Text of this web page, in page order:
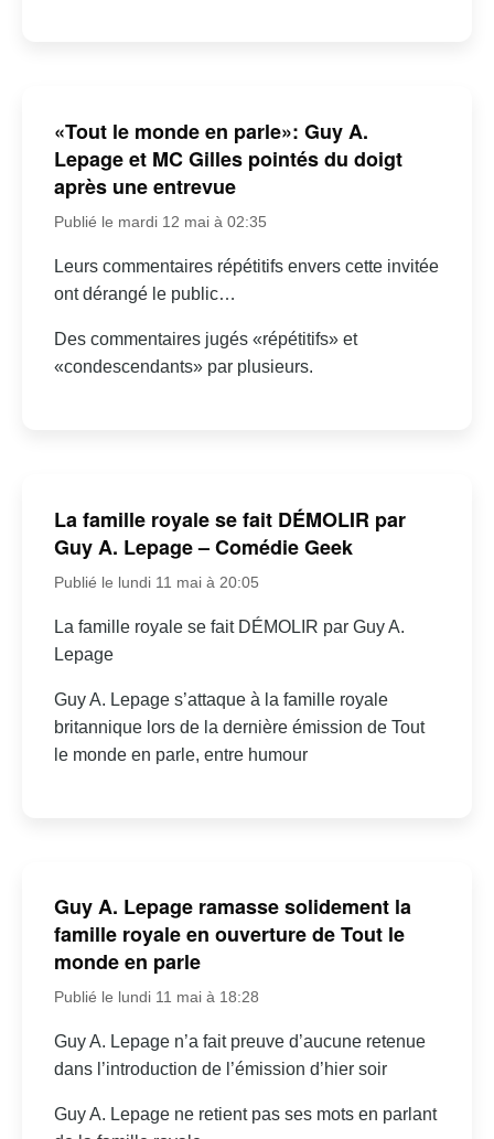
«Tout le monde en parle»: Guy A.
Lepage et MC Gilles pointés du doigt
après une entrevue
Publié le mardi 12 mai à 02:35
Leurs commentaires répétitifs envers cette invitée
ont dérangé le public…
Des commentaires jugés «répétitifs» et
«condescendants» par plusieurs.
La famille royale se fait DÉMOLIR par
Guy A. Lepage – Comédie Geek
Publié le lundi 11 mai à 20:05
La famille royale se fait DÉMOLIR par Guy A.
Lepage
Guy A. Lepage s’attaque à la famille royale
britannique lors de la dernière émission de Tout
le monde en parle, entre humour
Guy A. Lepage ramasse solidement la
famille royale en ouverture de Tout le
monde en parle
Publié le lundi 11 mai à 18:28
Guy A. Lepage n’a fait preuve d’aucune retenue
dans l’introduction de l’émission d’hier soir
Guy A. Lepage ne retient pas ses mots en parlant